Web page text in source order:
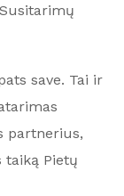
save. Tai ir
partnerius,
taiką Pietų